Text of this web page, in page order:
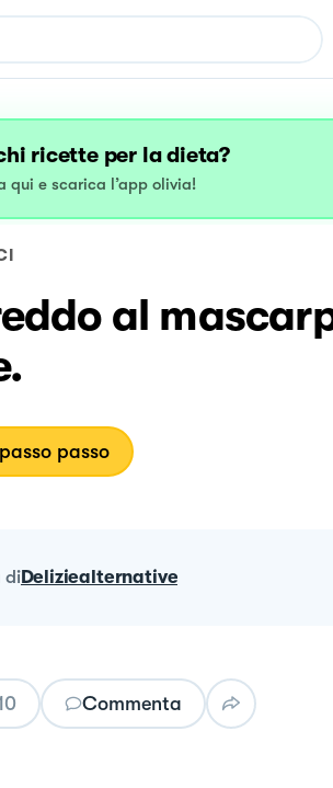
ricette per la dieta?
qui e scarica l’app olivia!
al
passo
diDeliziealternative
Commenta